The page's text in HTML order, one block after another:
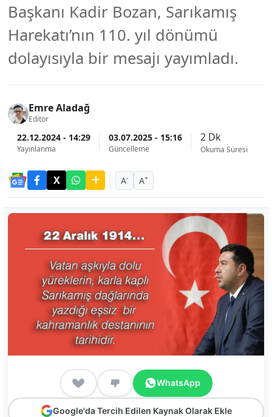
Başkanı Kadir Bozan, Sarıkamış
Harekatı’nın 110. yıl dönümü
dolayısıyla bir mesajı yayımladı.
Emre Aladağ
Editör
22.12.2024 - 14:29
Yayınlanma
03.07.2025 - 15:16
Güncelleme
2 Dk
Okuma Süresi
A- A+
WhatsApp
Google'da Tercih Edilen Kaynak Olarak Ekle